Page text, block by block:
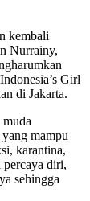
kembali
Nurrainy,
Girl
di Jakarta.
mampu
karantina,
percaya diri,
sehingga